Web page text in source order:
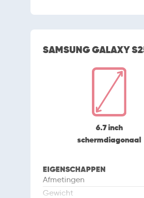
SAMSUNG GALAXY
6.7 inch
schermdiagonaal
EIGENSCHAPPEN
Afmetingen
Gewicht